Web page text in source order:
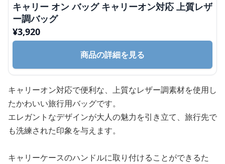
キャリー オン バッグ キャリーオン対応 上質レザ
ー調バッグ
¥3,920
商品の詳細を見る
キャリーオン対応で便利な、上質なレザー調素材を使用し
たかわいい旅行用バッグです。
エレガントなデザインが大人の魅力を引き立て、旅行先で
も洗練された印象を与えます。
キャリーケースのハンドルに取り付けることができるた